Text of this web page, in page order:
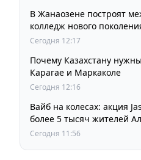
В Жанаозене построят
колледж нового
Сегодня 12:17
Почему Казахстану
Карагае и Маркаколе
Сегодня 12:16
Вайб на колесах: акция
более 5 тысяч жителей
Сегодня 11:56